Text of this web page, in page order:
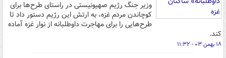
وزیر جنگ رژیم صهیونیستی در راستای طرح‌ها برای
کوچاندن مردم غزه، به ارتش این رژیم دستور داد تا
طرح‌هایی را برای مهاجرت داوطلبانه از نوار غزه آماده
کند.
۱۸ بهمن ۰۳ - ۱۱:۳۲